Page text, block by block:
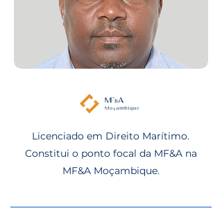
Licenciado em Direito Marítimo.
Constitui o ponto focal da MF&A na
MF&A Moçambique.